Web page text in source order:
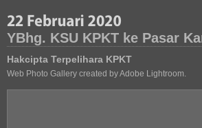
YBhg. KSU KPKT ke Pasar
Hakcipta Terpelihara KPKT
Web Photo Gallery created by Adobe Lightroom.